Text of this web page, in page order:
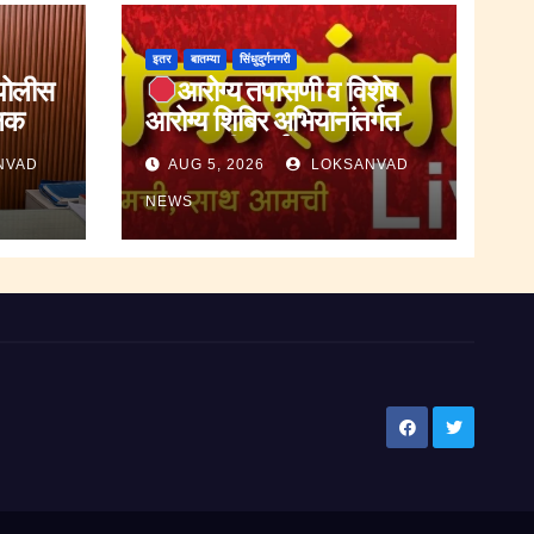
इतर बातम्या सिंधुदुर्गनगरी
आरोग्य तपासणी व विशेष
आरोग्य शिबिर अभियानांतर्गत
जनजागृती कार्यक्रम संपन्न.
AUG 5, 2026 LOKSANVAD
NEWS